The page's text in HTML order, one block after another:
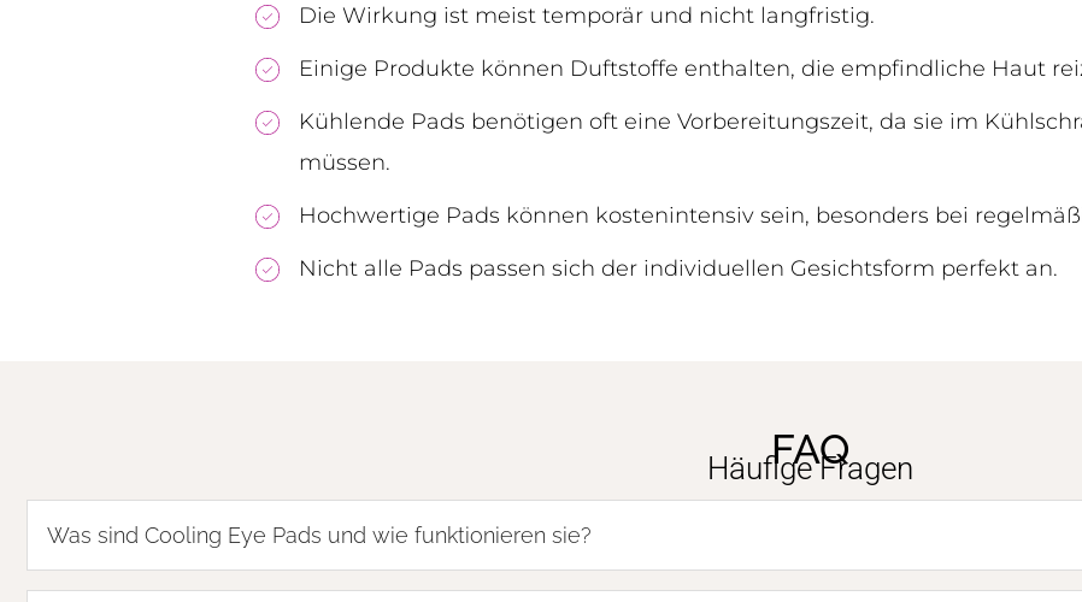
Die Wirkung ist meist temporär und nicht langfristig.
Einige Produkte können Duftstoffe enthalten, die empfindliche Haut
Kühlende Pads benötigen oft eine Vorbereitungszeit, da sie im
müssen.
Hochwertige Pads können kostenintensiv sein, besonders bei
Nicht alle Pads passen sich der individuellen Gesichtsform perfekt an.
FAQ
Häufige Fragen
Was sind Cooling Eye Pads und wie funktionieren sie?